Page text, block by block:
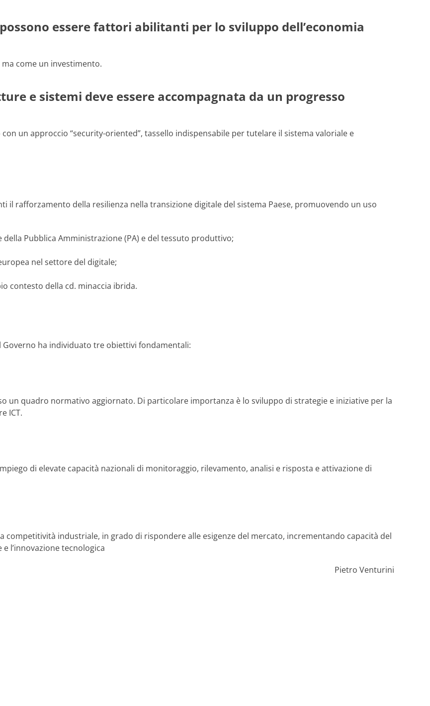
essere fattori abilitanti per lo sviluppo dell’economia
come un investimento.
e sistemi deve essere accompagnata da un progresso
un approccio “security-oriented”, tassello indispensabile per tutelare il sistema valoriale e
il rafforzamento della resilienza nella transizione digitale del sistema Paese, promuovendo un uso
Pubblica Amministrazione (PA) e del tessuto produttivo;
nel settore del digitale;
contesto della cd. minaccia ibrida.
ha individuato tre obiettivi fondamentali:
un quadro normativo aggiornato. Di particolare importanza è lo sviluppo di strategie e iniziative per la
ICT.
di elevate capacità nazionali di monitoraggio, rilevamento, analisi e risposta e attivazione di
competitività industriale, in grado di rispondere alle esigenze del mercato, incrementando capacità del
l’innovazione tecnologica
Pietro Venturini